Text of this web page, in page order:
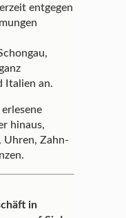
entgegen
Italien an.
hinaus,
Uhren, Zahn-
in